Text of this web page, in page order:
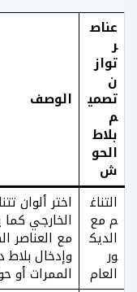
عناص
ر
تواز
ن
تصمي
م
بلاط
الحو
ش
الوصف
التناغ
م مع
الديك
ور
العام
اختر ألوان
الخارجي
مع العناصر
وإدخال
الممرات أو